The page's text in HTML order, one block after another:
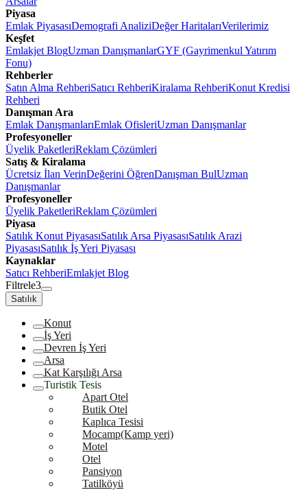
Piyasa
Emlak PiyasasıDemografi AnaliziDeğer HaritalarıVerilerimiz
Keşfet
Emlakjet BlogUzman DanışmanlarGYF (Gayrimenkul Yatırım
Fonu)
Rehberler
Satın Alma RehberiSatıcı RehberiKiralama RehberiKonut Kredisi
Rehberi
Danışman Ara
Emlak DanışmanlarıEmlak OfisleriUzman Danışmanlar
Profesyoneller
Üyelik PaketleriReklam Çözümleri
Satış & Kiralama
Ücretsiz İlan VerinDeğerini ÖğrenDanışman BulUzman
Danışmanlar
Profesyoneller
Üyelik PaketleriReklam Çözümleri
Piyasa
Satılık Konut PiyasasıSatılık Arsa PiyasasıSatılık Arazi
PiyasasıSatılık İş Yeri Piyasası
Kaynaklar
Satıcı RehberiEmlakjet Blog
Filtrele3
Satılık
Konut
İş Yeri
Devren İş Yeri
Arsa
Kat Karşılığı Arsa
Turistik Tesis
Apart Otel
Butik Otel
Kaplıca Tesisi
Mocamp(Kamp yeri)
Motel
Otel
Pansiyon
Tatilköyü